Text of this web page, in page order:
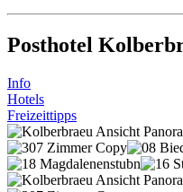
Posthotel
Info
Hotels
Freizeittipps